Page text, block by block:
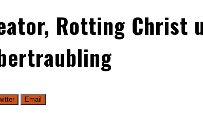
Rotting Christ
Email